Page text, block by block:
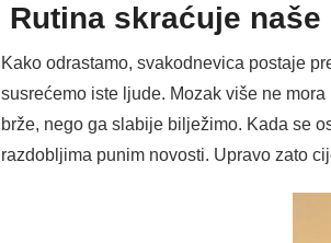
Rutina skraćuje naše
Kako odrastamo, svakodnevica postaje
susrećemo iste ljude. Mozak više ne
brže, nego ga slabije bilježimo. Kada se
razdobljima punim novosti. Upravo zato